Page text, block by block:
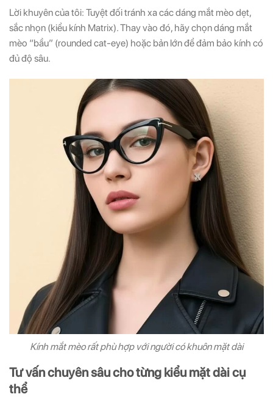
Lời khuyên của tôi: Tuyệt đối tránh xa các dáng mắt mèo dẹt,
sắc nhọn (kiểu kính Matrix). Thay vào đó, hãy chọn dáng mắt
mèo “bầu” (rounded cat-eye) hoặc bản lớn để đảm bảo kính có
đủ độ sâu.
Kính mắt mèo rất phù hợp với người có khuôn mặt dài
Tư vấn chuyên sâu cho từng kiểu mặt dài cụ
thể